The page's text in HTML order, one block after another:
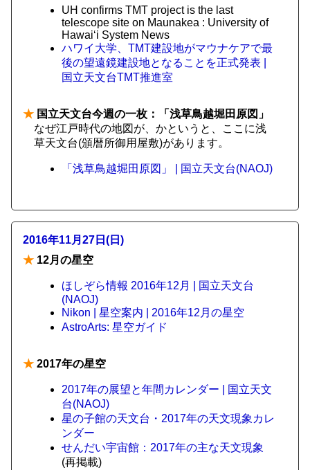
UH confirms TMT project is the last
telescope site on Maunakea : University of
Hawaiʻi System News
ハワイ大学、TMT建設地がマウナケアで最
後の望遠鏡建設地となることを正式発表 |
国立天文台TMT推進室
★ 国立天文台今週の一枚：「浅草鳥越堀田原図」
なぜ江戸時代の地図が、かというと、ここに浅
草天文台(頒暦所御用屋敷)があります。
「浅草鳥越堀田原図」 | 国立天文台(NAOJ)
2016年11月27日(日)
★ 12月の星空
ほしぞら情報 2016年12月 | 国立天文台
(NAOJ)
Nikon | 星空案内 | 2016年12月の星空
AstroArts: 星空ガイド
★ 2017年の星空
2017年の展望と年間カレンダー | 国立天文
台(NAOJ)
星の子館の天文台・2017年の天文現象カレ
ンダー
せんだい宇宙館：2017年の主な天文現象
(再掲載)